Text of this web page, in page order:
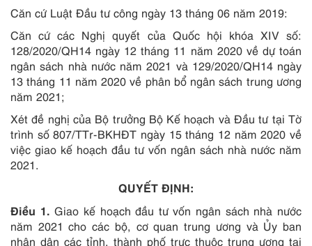
Căn cứ Luật Đầu tư công ngày 13 tháng 06 năm 2019:
Căn cứ các Nghị quyết của Quốc hội khóa XIV số:
128/2020/QH14 ngày 12 tháng 11 năm 2020 về dự toán
ngân sách nhà nước năm 2021 và 129/2020/QH14 ngày
13 tháng 11 năm 2020 về phân bổ ngân sách trung ương
năm 2021;
Xét đề nghị của Bộ trưởng Bộ Kế hoạch và Đầu tư tại Tờ
trình số 807/TTr-BKHĐT ngày 15 tháng 12 năm 2020 về
việc giao kế hoạch đầu tư vốn ngân sách nhà nước năm
2021.
QUYẾT ĐỊNH:
Điều 1. Giao kế hoạch đầu tư vốn ngân sách nhà nước
năm 2021 cho các bộ, cơ quan trung ương và Ủy ban
nhân dân các tỉnh, thành phố trực thuộc trung ương tại